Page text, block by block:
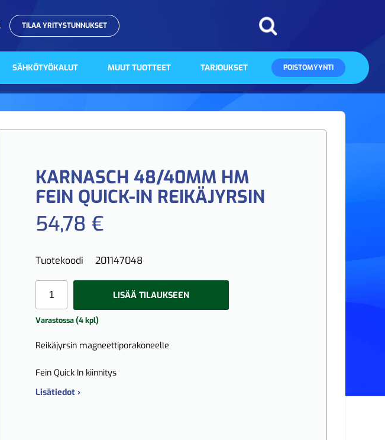
TILAA YRITYSTUNNUKSET
SÄHKÖTYÖKALUT MUUT TUOTTEET TARJOUKSET POISTOMYYNTI
KARNASCH 48/40MM HM
FEIN QUICK-IN REIKÄJYRSIN
54,78 €
Tuotekoodi 201147048
LISÄÄ TILAUKSEEN
Varastossa (4 kpl)
Reikäjyrsin magneettiporakoneelle
Fein Quick In kiinnitys
Lisätiedot ›